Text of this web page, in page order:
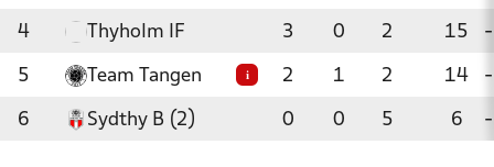
4 Thyholm IF 3 0 2 15 -
5 Team Tangen i 2 1 2 14 -
6 Sydthy B (2) 0 0 5 6 -